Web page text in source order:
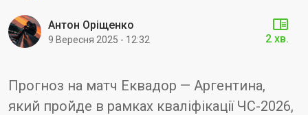
Прогноз на матч Еквадор — Аргентина,
який пройде в рамках кваліфікації ЧС-2026,
Антон Оріщенко
9 Вересня 2025 - 12:32 2 хв.